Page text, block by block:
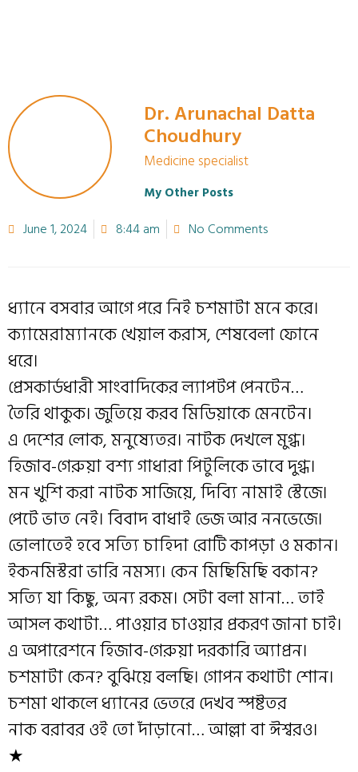
Dr. Arunachal Datta
Choudhury
Medicine specialist
My Other Posts
June 1, 2024 8:44 am No Comments
ধ্যানে বসবার আগে পরে নিই চশমাটা মনে করে।
ক্যামেরাম্যানকে খেয়াল করাস, শেষবেলা ফোনে
ধরে।
প্রেসকার্ডধারী সাংবাদিকের ল্যাপটপ পেনটেন…
তৈরি থাকুক। জুতিয়ে করব মিডিয়াকে মেনটেন।
এ দেশের লোক, মনুষ্যেতর। নাটক দেখলে মুগ্ধ।
হিজাব-গেরুয়া বশ্য গাধারা পিটুলিকে ভাবে দুগ্ধ।
মন খুশি করা নাটক সাজিয়ে, দিব্যি নামাই স্টেজে।
পেটে ভাত নেই। বিবাদ বাধাই ভেজ আর ননভেজে।
ভোলাতেই হবে সত্যি চাহিদা রোটি কাপড়া ও মকান।
ইকনমিস্টরা ভারি নমস্য। কেন মিছিমিছি বকান?
সত্যি যা কিছু, অন্য রকম। সেটা বলা মানা… তাই
আসল কথাটা… পাওয়ার চাওয়ার প্রকরণ জানা চাই।
এ অপারেশনে হিজাব-গেরুয়া দরকারি অ্যাপ্রন।
চশমাটা কেন? বুঝিয়ে বলছি। গোপন কথাটা শোন।
চশমা থাকলে ধ্যানের ভেতরে দেখব স্পষ্টতর
নাক বরাবর ওই তো দাঁড়ানো… আল্লা বা ঈশ্বরও।
★